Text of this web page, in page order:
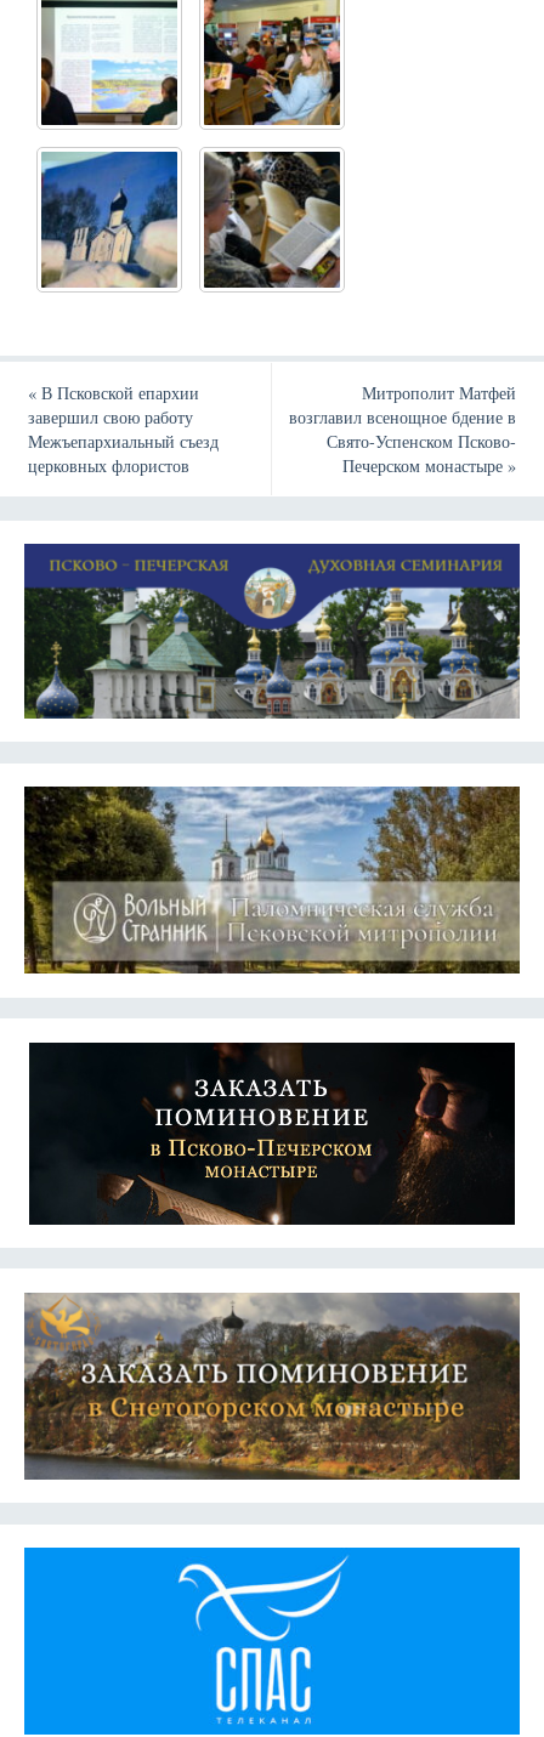
«В Псковской епархии
завершил свою работу
Межъепархиальный съезд
церковных флористов
Митрополит Матфей
возглавил всенощное бдение в
Свято-Успенском Псково-
Печерском монастыре»